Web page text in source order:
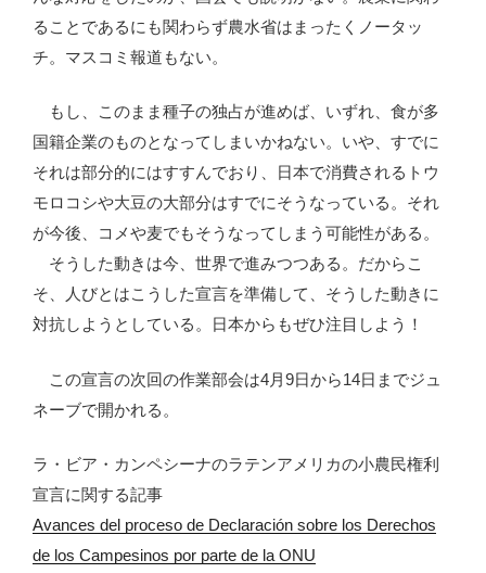
ることであるにも関わらず農水省はまったくノータッ
チ。マスコミ報道もない。
もし、このまま種子の独占が進めば、いずれ、食が多
国籍企業のものとなってしまいかねない。いや、すでに
それは部分的にはすすんでおり、日本で消費されるトウ
モロコシや大豆の大部分はすでにそうなっている。それ
が今後、コメや麦でもそうなってしまう可能性がある。
そうした動きは今、世界で進みつつある。だからこ
そ、人びとはこうした宣言を準備して、そうした動きに
対抗しようとしている。日本からもぜひ注目しよう！
この宣言の次回の作業部会は4月9日から14日までジュ
ネーブで開かれる。
ラ・ビア・カンペシーナのラテンアメリカの小農民権利
宣言に関する記事
Avances del proceso de Declaración sobre los Derechos
de los Campesinos por parte de la ONU